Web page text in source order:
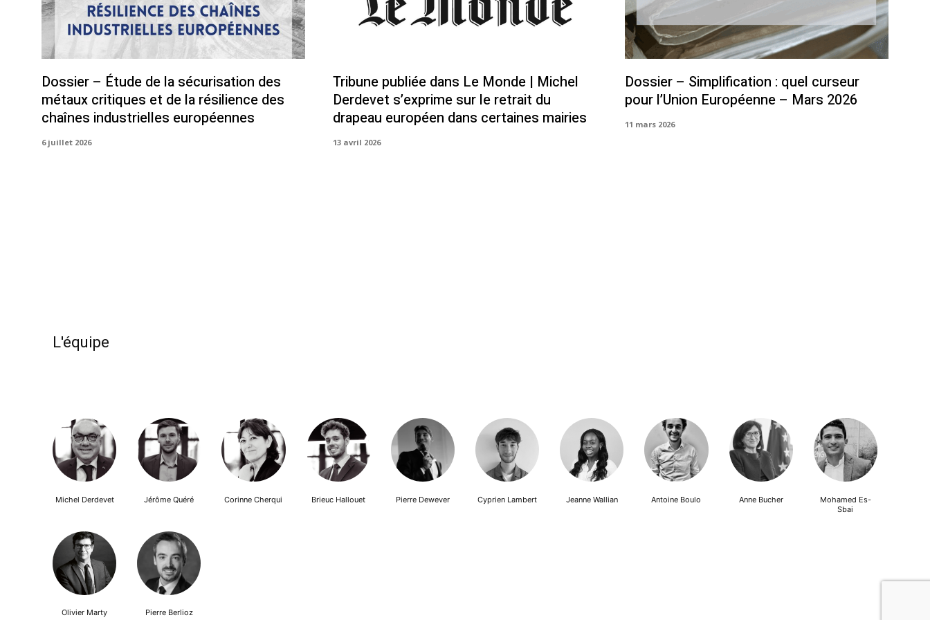
Dossier – Étude de la sécurisation des
métaux critiques et de la résilience des
chaînes industrielles européennes
6 juillet 2026
Tribune publiée dans Le Monde | Michel
Derdevet s’exprime sur le retrait du
drapeau européen dans certaines mairies
13 avril 2026
Dossier – Simplification : quel curseur
pour l’Union Européenne – Mars 2026
11 mars 2026
L'équipe
Michel Derdevet Jérôme Quéré Corinne Cherqui Brieuc Hallouet Pierre Dewever Cyprien Lambert Jeanne Wallian Antoine Boulo Anne Bucher
Mohamed Es-
Sbai
Olivier Marty Pierre Berlioz